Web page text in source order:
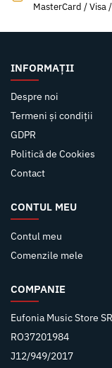
MasterCard / Visa
INFORMAȚII
Despre noi
Termeni și condiții
GDPR
Politică de Cookies
Contact
CONTUL MEU
Contul meu
Comenzile mele
COMPANIE
Eufonia Music Store
RO37201984
J12/949/2017